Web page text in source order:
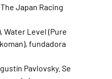
Japan Racing
Water Level (Pure
fundadora
Pavlovsky. Se